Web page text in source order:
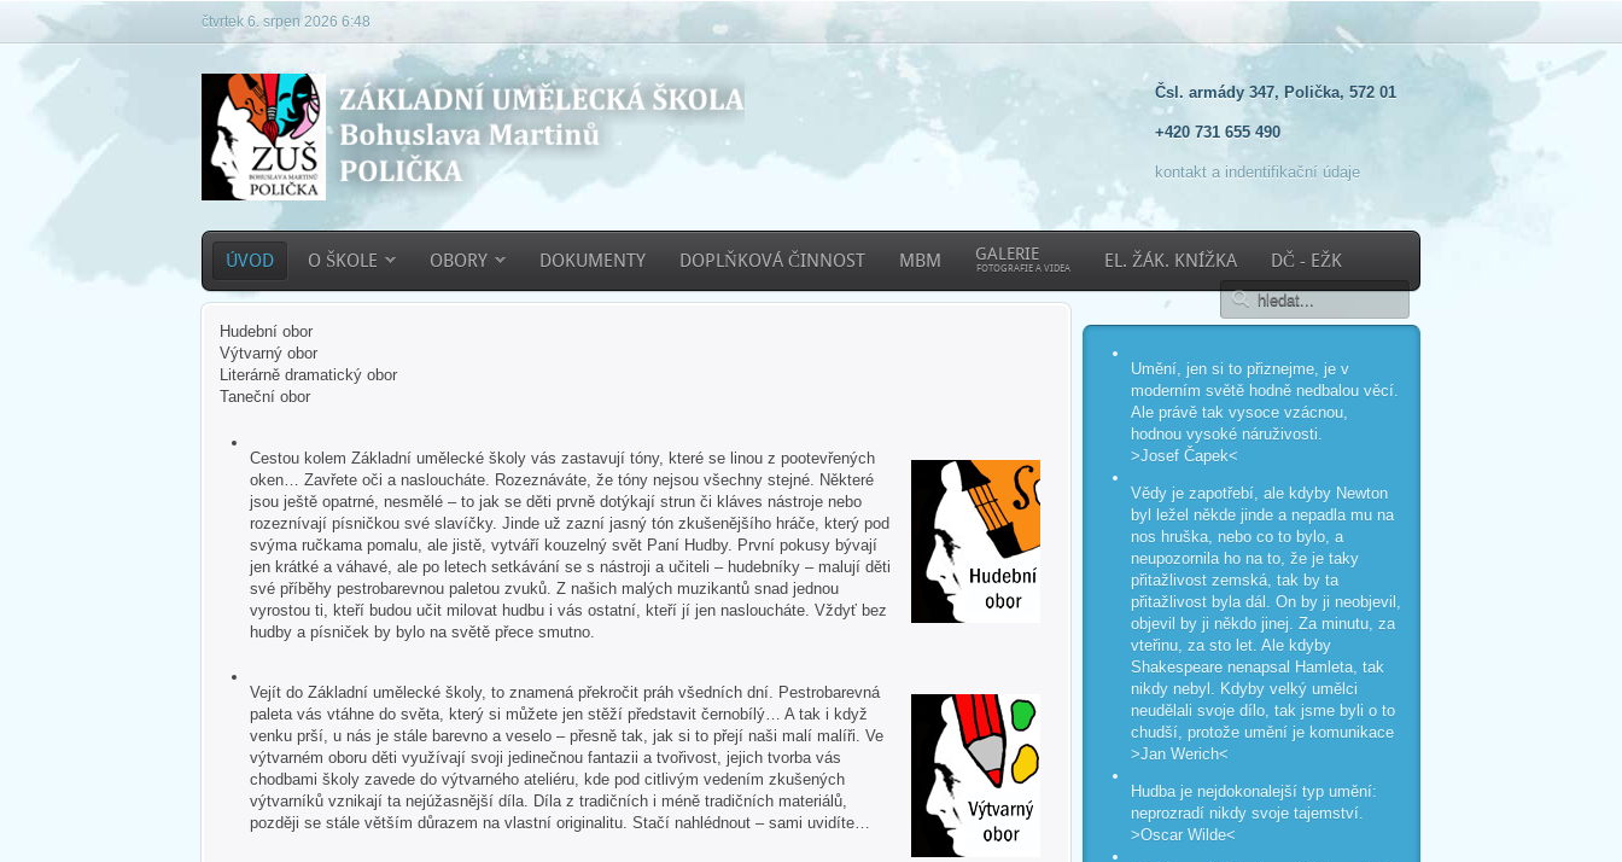
čtvrtek 6. srpen 2026 6:48
Čsl. armády 347, Polička, 572 01
+420 731 655 490
kontakt a indentifikační údaje
ÚVOD O ŠKOLE OBORY DOKUMENTY DOPLŇKOVÁ ČINNOST MBM GALERIE
FOTOGRAFIE A VIDEA EL. ŽÁK. KNÍŽKA DČ - EŽK
Hudební obor
Výtvarný obor
Literárně dramatický obor
Taneční obor
Cestou kolem Základní umělecké školy vás zastavují tóny, které se linou z pootevřených
oken… Zavřete oči a nasloucháte. Rozeznáváte, že tóny nejsou všechny stejné. Některé
jsou ještě opatrné, nesmělé – to jak se děti prvně dotýkají strun či kláves nástroje nebo
rozeznívají písničkou své slavíčky. Jinde už zazní jasný tón zkušenějšího hráče, který pod
svýma ručkama pomalu, ale jistě, vytváří kouzelný svět Paní Hudby. První pokusy bývají
jen krátké a váhavé, ale po letech setkávání se s nástroji a učiteli – hudebníky – malují děti
své příběhy pestrobarevnou paletou zvuků. Z našich malých muzikantů snad jednou
vyrostou ti, kteří budou učit milovat hudbu i vás ostatní, kteří jí jen nasloucháte. Vždyť bez
hudby a písniček by bylo na světě přece smutno.
Vejít do Základní umělecké školy, to znamená překročit práh všedních dní. Pestrobarevná
paleta vás vtáhne do světa, který si můžete jen stěží představit černobílý… A tak i když
venku prší, u nás je stále barevno a veselo – přesně tak, jak si to přejí naši malí malíři. Ve
výtvarném oboru děti využívají svoji jedinečnou fantazii a tvořivost, jejich tvorba vás
chodbami školy zavede do výtvarného ateliéru, kde pod citlivým vedením zkušených
výtvarníků vznikají ta nejúžasnější díla. Díla z tradičních i méně tradičních materiálů,
později se stále větším důrazem na vlastní originalitu. Stačí nahlédnout – sami uvidíte…
Umění, jen si to přiznejme, je v
moderním světě hodně nedbalou věcí.
Ale právě tak vysoce vzácnou,
hodnou vysoké náruživosti.
>Josef Čapek<
Vědy je zapotřebí, ale kdyby Newton
byl ležel někde jinde a nepadla mu na
nos hruška, nebo co to bylo, a
neupozornila ho na to, že je taky
přitažlivost zemská, tak by ta
přitažlivost byla dál. On by ji neobjevil,
objevil by ji někdo jinej. Za minutu, za
vteřinu, za sto let. Ale kdyby
Shakespeare nenapsal Hamleta, tak
nikdy nebyl. Kdyby velký umělci
neudělali svoje dílo, tak jsme byli o to
chudší, protože umění je komunikace
>Jan Werich<
Hudba je nejdokonalejší typ umění:
neprozradí nikdy svoje tajemství.
>Oscar Wilde<